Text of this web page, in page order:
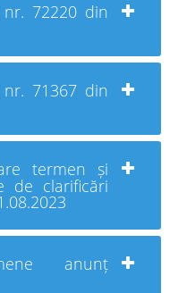
72220 din
71367 din
termen și
de clarificări
anunț